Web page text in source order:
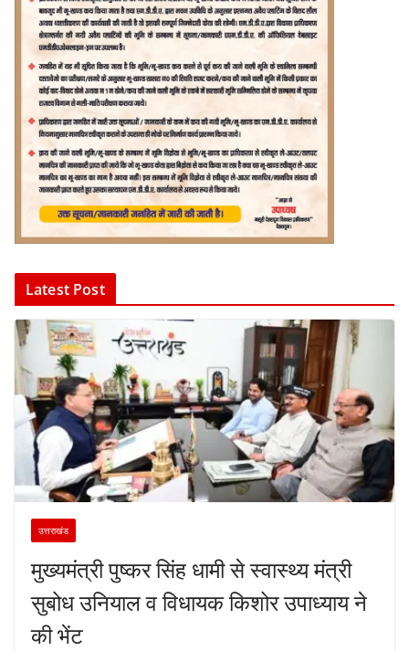
Latest Post
उत्तराखंड
मुख्यमंत्री पुष्कर सिंह धामी से स्वास्थ्य मंत्री
सुबोध उनियाल व विधायक किशोर उपाध्याय ने
की भेंट